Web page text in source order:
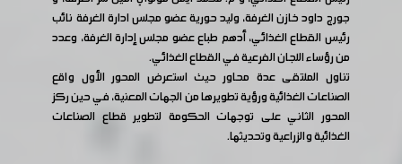
جورج داود خازن الغرفة، وليد حورية عضو مجلس ادارة الغرفة نائب
رئيس القطاع الغذائي، أدهم طباع عضو مجلس إدارة الغرفة، وعدد
من رؤساء اللجان الفرعية في القطاع الغذائي.
تناول الملتقى عدة محاور حيث استعرض المحور الأول واقع
الصناعات الغذائية ورؤية تطويرها من الجهات المعنية، في حين ركز
المحور الثاني على توجهات الحكومة لتطوير قطاع الصناعات
الغذائية والزراعية وتحديثها.